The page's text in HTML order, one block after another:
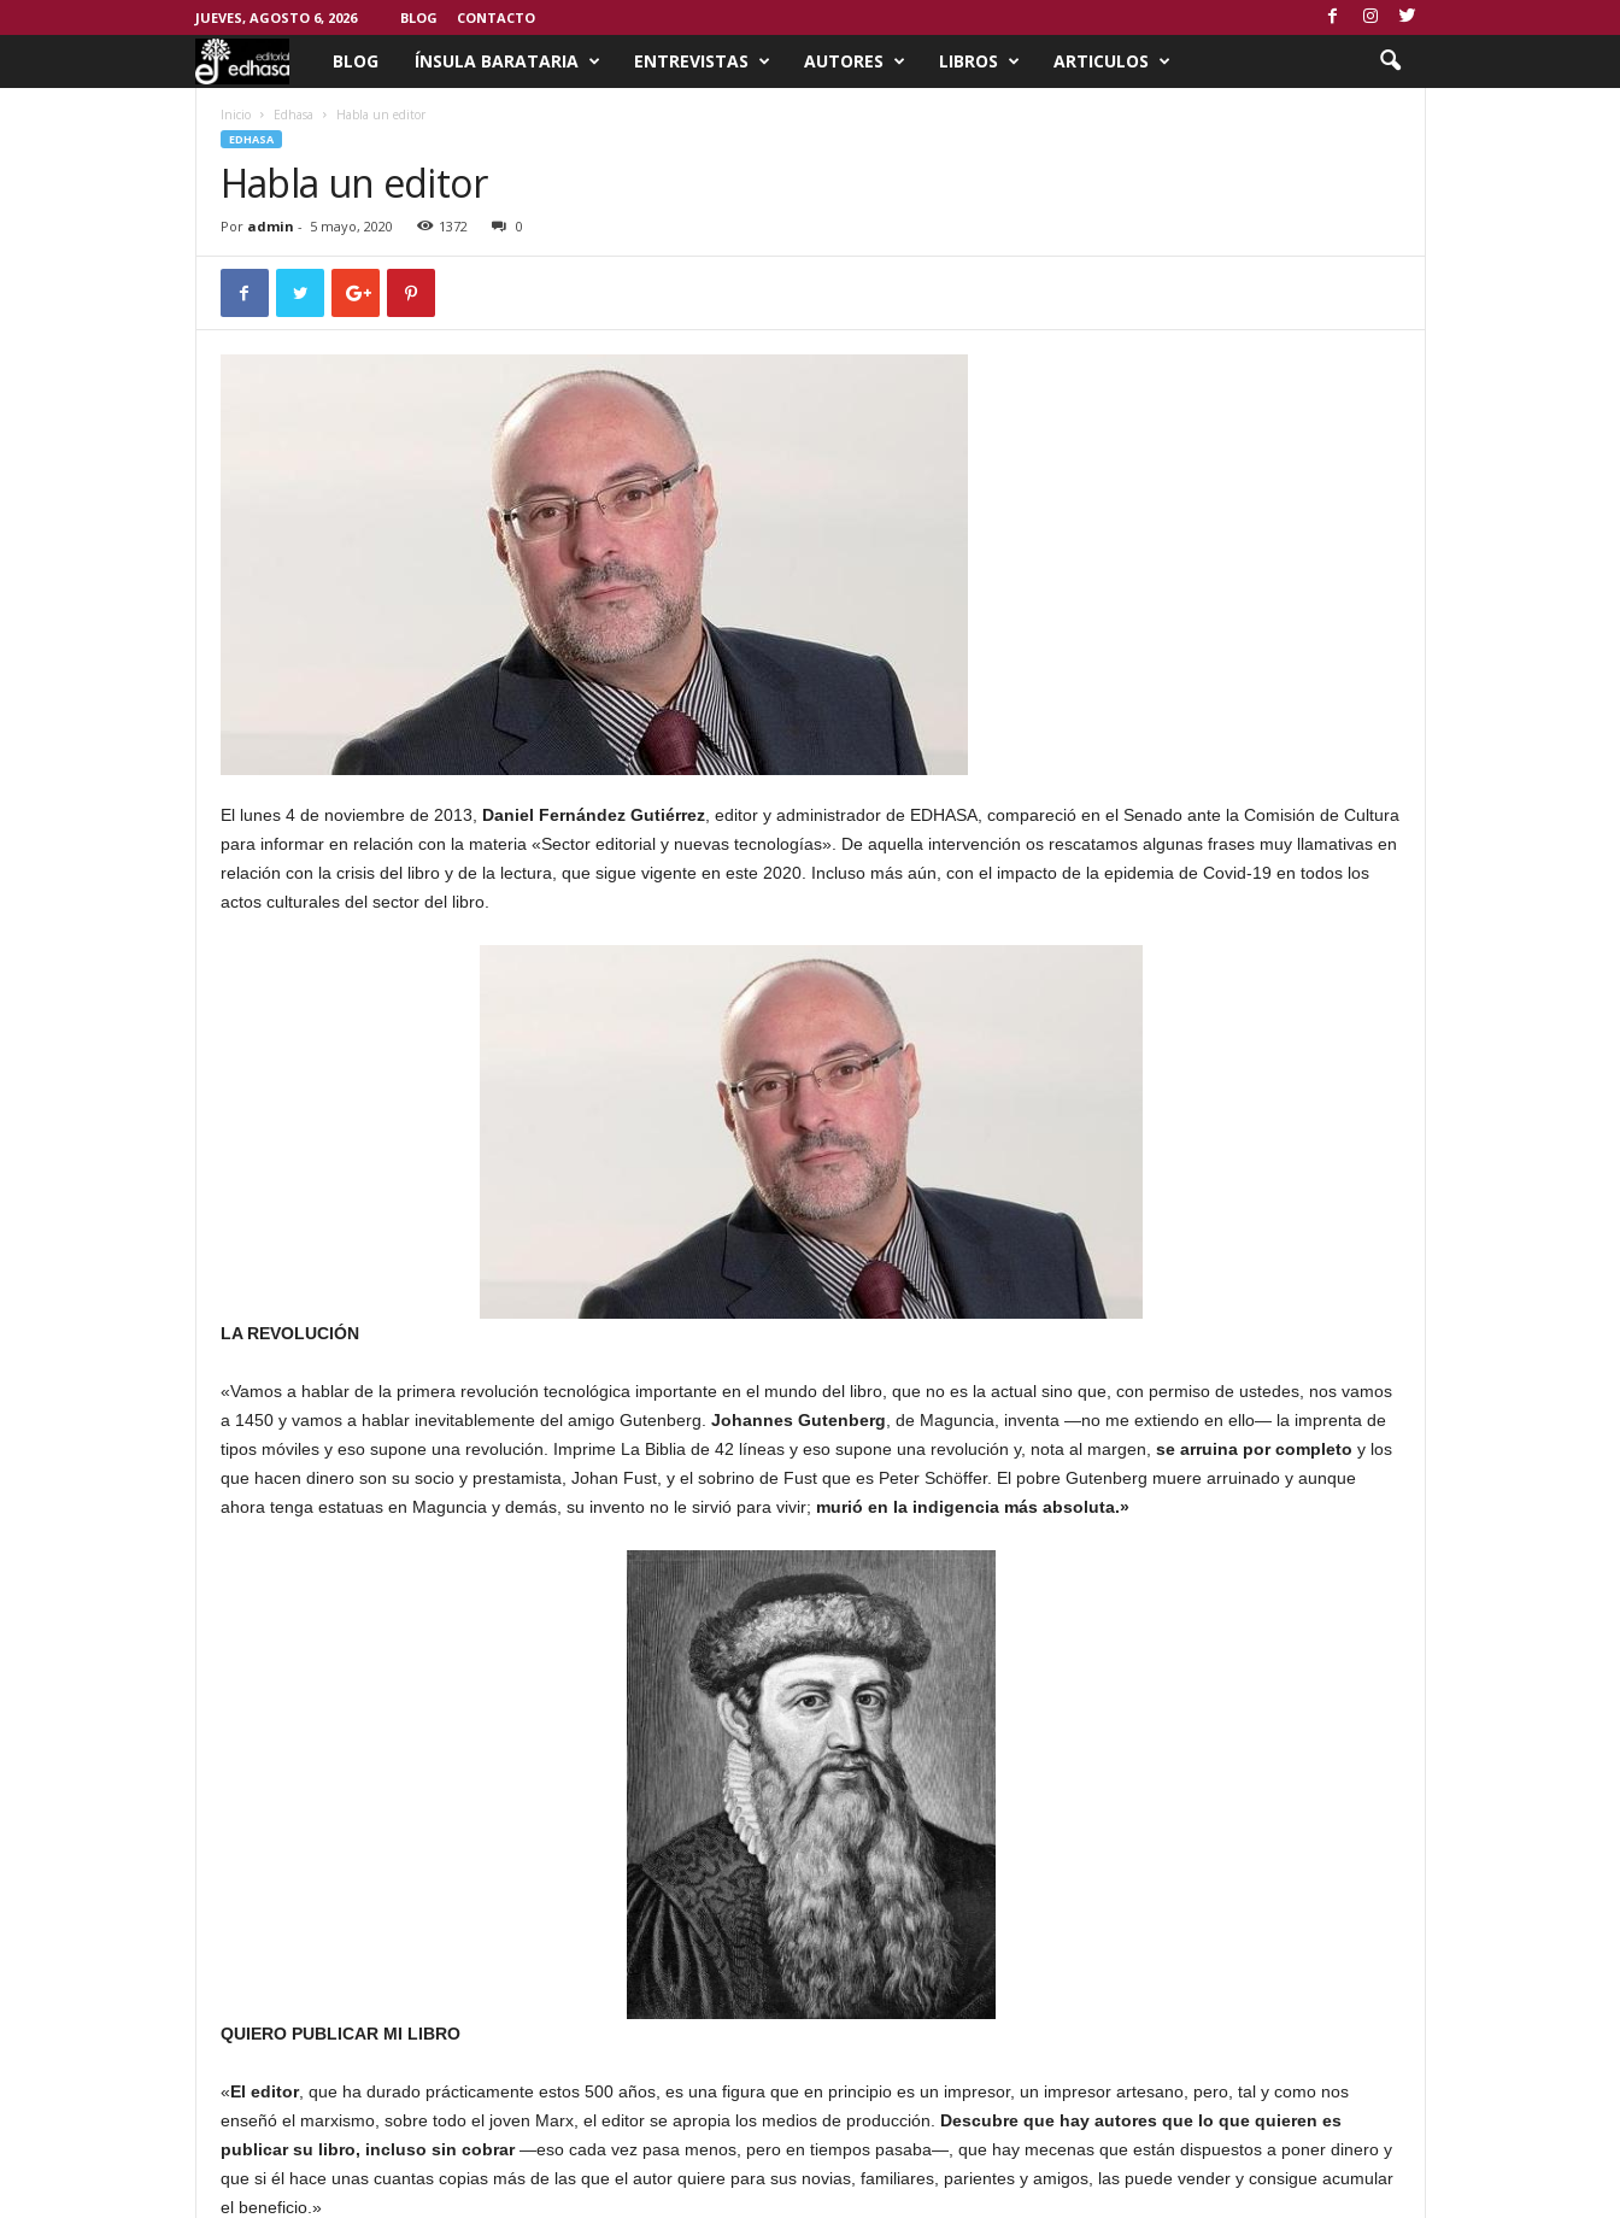
JUEVES, AGOSTO 6, 2026 BLOG CONTACTO
b
d
e
E
D
BLOG ÍNSULA BARATARIA ENTREVISTAS AUTORES LIBROS ARTICULOS
Inicio Edhasa Habla un editor
EDHASA
Habla un editor
Por admin - 5 mayo, 2020 1372 0
El lunes 4 de noviembre de 2013, Daniel Fernández Gutiérrez, editor y administrador de EDHASA, compareció en el Senado ante la Comisión de Cultura
para informar en relación con la materia «Sector editorial y nuevas tecnologías». De aquella intervención os rescatamos algunas frases muy llamativas en
relación con la crisis del libro y de la lectura, que sigue vigente en este 2020. Incluso más aún, con el impacto de la epidemia de Covid-19 en todos los
actos culturales del sector del libro.
LA REVOLUCIÓN
«Vamos a hablar de la primera revolución tecnológica importante en el mundo del libro, que no es la actual sino que, con permiso de ustedes, nos vamos
a 1450 y vamos a hablar inevitablemente del amigo Gutenberg. Johannes Gutenberg , de Maguncia, inventa —no me extiendo en ello— la imprenta de
tipos móviles y eso supone una revolución. Imprime La Biblia de 42 líneas y eso supone una revolución y, nota al margen, se arruina por completo y los
que hacen dinero son su socio y prestamista, Johan Fust, y el sobrino de Fust que es Peter Schöffer. El pobre Gutenberg muere arruinado y aunque
ahora tenga estatuas en Maguncia y demás, su invento no le sirvió para vivir; murió en la indigencia más absoluta.»
QUIERO PUBLICAR MI LIBRO
«El editor, que ha durado prácticamente estos 500 años, es una figura que en principio es un impresor, un impresor artesano, pero, tal y como nos
enseñó el marxismo, sobre todo el joven Marx, el editor se apropia los medios de producción. Descubre que hay autores que lo que quieren es
publicar su libro, incluso sin cobrar—eso cada vez pasa menos, pero en tiempos pasaba—, que hay mecenas que están dispuestos a poner dinero y
que si él hace unas cuantas copias más de las que el autor quiere para sus novias, familiares, parientes y amigos, las puede vender y consigue acumular
el beneficio.»